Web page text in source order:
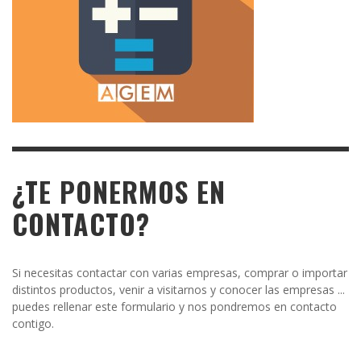
¿TE PONERMOS EN
CONTACTO?
Si necesitas contactar con varias empresas, comprar o importar
distintos productos, venir a visitarnos y conocer las empresas ...
puedes rellenar este formulario y nos pondremos en contacto
contigo.